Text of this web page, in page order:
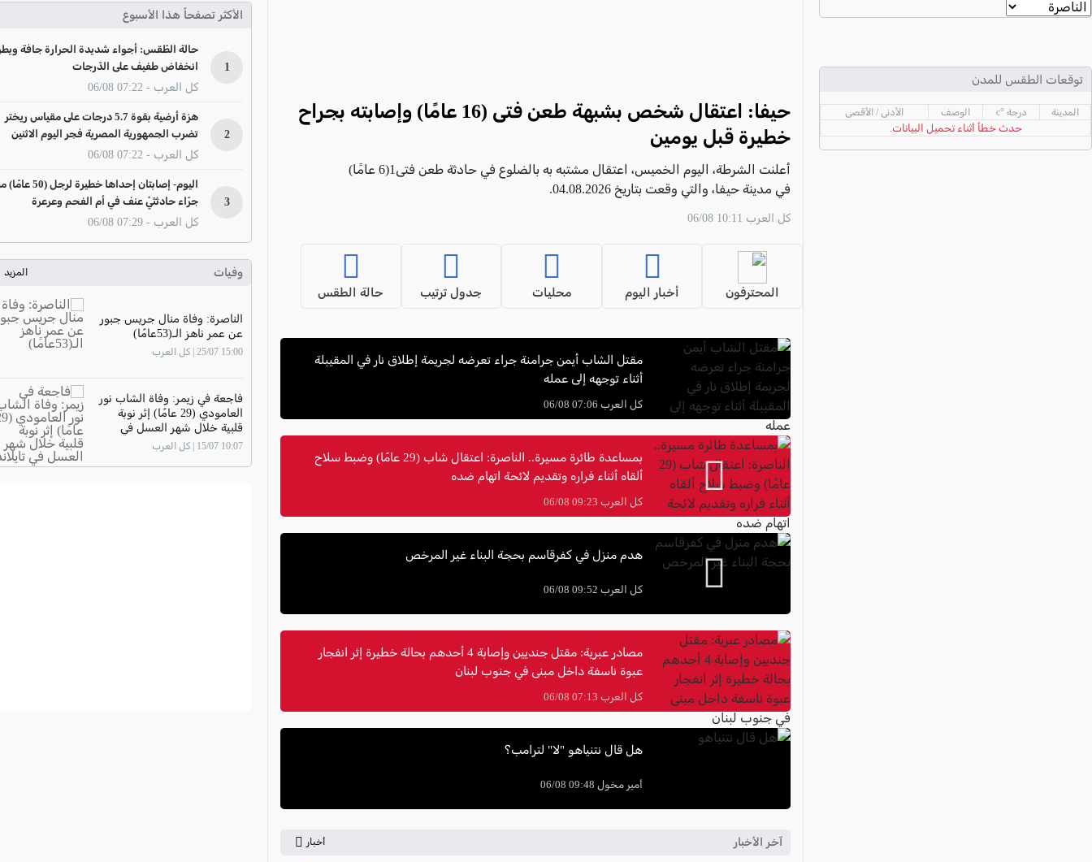
المغار والقضاء
توقعات الطقس للمدن
المدينة درجة °c الوصف الأدنى / الأقصى
حدث خطأ أثناء تحميل البيانات.
حيفا: اعتقال شخص بشبهة طعن فتى (16 عامًا) وإصابته بجراح
خطيرة قبل يومين
أعلنت الشرطة، اليوم الخميس، اعتقال مشتبه به بالضلوع في حادثة طعن فتى1(6 عامًا)
في مدينة حيفا، والتي وقعت بتاريخ 04.08.2026.
كل العرب 10:11 06/08
المحترفون أخبار اليوم محليات جدول ترتيب حالة الطقس
مقتل الشاب أيمن جرامنة جراء تعرضه لجريمة إطلاق نار في المقيبلة
أثناء توجهه إلى عمله
كل العرب 07:06 06/08
بمساعدة طائرة مسيرة.. الناصرة: اعتقال شاب (29 عامًا) وضبط سلاح
ألقاه أثناء فراره وتقديم لائحة اتهام ضده
كل العرب 09:23 06/08
هدم منزل في كفرقاسم بحجة البناء غير المرخص
كل العرب 09:52 06/08
مصادر عبرية: مقتل جنديين وإصابة 4 أحدهم بحالة خطيرة إثر انفجار
عبوة ناسفة داخل مبنى في جنوب لبنان
كل العرب 07:13 06/08
هل قال نتنياهو "لا" لترامب؟
أمير مخول 09:48 06/08
آخر الأخبار أخبار
الأكثر تصفحاً هذا الأسبوع
1
حالة الطّقس: أجواء شديدة الحرارة جافة
انخفاض طفيف على الدّرجات
كل العرب - 07:22 06/08
2
هزة أرضية بقوة 5.7 درجات على مقياس ريختر
تضرب الجمهورية المصرية فجر اليوم الاثنين
كل العرب - 07:22 06/08
3
اليوم- إصابتان إحداها خطيرة لرجل
جرّاء حادثتَيْ عنف في أم الفحم وعرعرة
كل العرب - 07:29 06/08
وفيات المزيد
الناصرة: وفاة منال جريس جبور
عن عمر ناهز الـ(53عامًا)
15:00 25/07 | كل العرب
فاجعة في زيمر: وفاة الشاب نور
العامودي (29 عامًا) إثر نوبة
قلبية خلال شهر العسل في
تايلاند
10:07 15/07 | كل العرب